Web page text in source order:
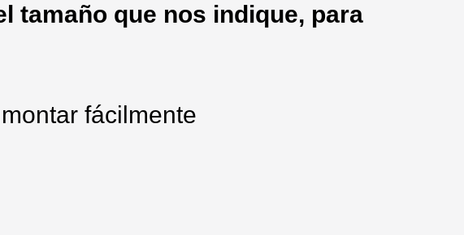
tamaño que nos indique, para
fácilmente